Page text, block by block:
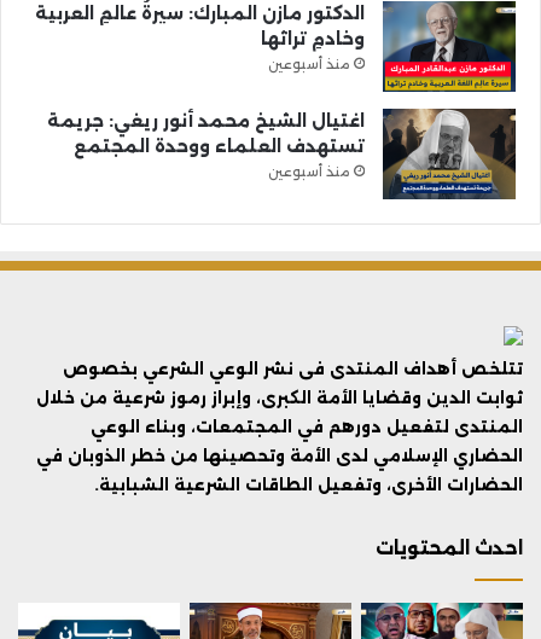
الدكتور مازن المبارك: سيرةُ عالمِ العربية
وخادمِ تراثها
منذ أسبوعين
اغتيال الشيخ محمد أنور ريغي: جريمة
تستهدف العلماء ووحدة المجتمع
منذ أسبوعين
تتلخص أهداف المنتدى فى نشر الوعي الشرعي بخصوص
ثوابت الدين وقضايا الأمة الكبرى، وإبراز رموز شرعية من خلال
المنتدى لتفعيل دورهم في المجتمعات، وبناء الوعي
الحضاري الإسلامي لدى الأمة وتحصينها من خطر الذوبان في
الحضارات الأخرى، وتفعيل الطاقات الشرعية الشبابية.
احدث المحتويات